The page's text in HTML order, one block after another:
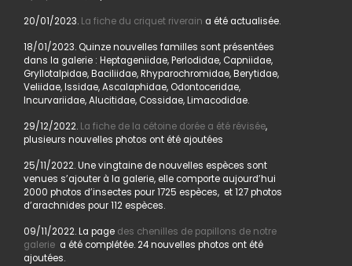
20/01/2023. La fiche du criquet riverain a été actualisée.
18/01/2023. Quinze nouvelles familles sont présentées
dans la galerie : Heptageniidae, Perlodidae, Capniidae,
Gryllotalpidae, Baciliidae, Rhyparochromidae, Berytidae,
Veliidae, Issidae, Ascalaphidae, Odontoceridae,
Incurvariidae, Alucitidae, Cossidae, Limacodidae.
29/12/2022. La fiche de la cétoine dorée a été révisée,
plusieurs nouvelles photos ont été ajoutées
25/11/2022. Une vingtaine de nouvelles espèces sont
venues s’ajouter à la galerie, elle comporte aujourd’hui
2000 photos d’insectes pour 1725 espèces, et 127 photos
d’arachnides pour 112 espèces.
09/11/2022. La page des chenilles de papillons de notre
galerie a été complétée. 24 nouvelles photos ont été
ajoutées.